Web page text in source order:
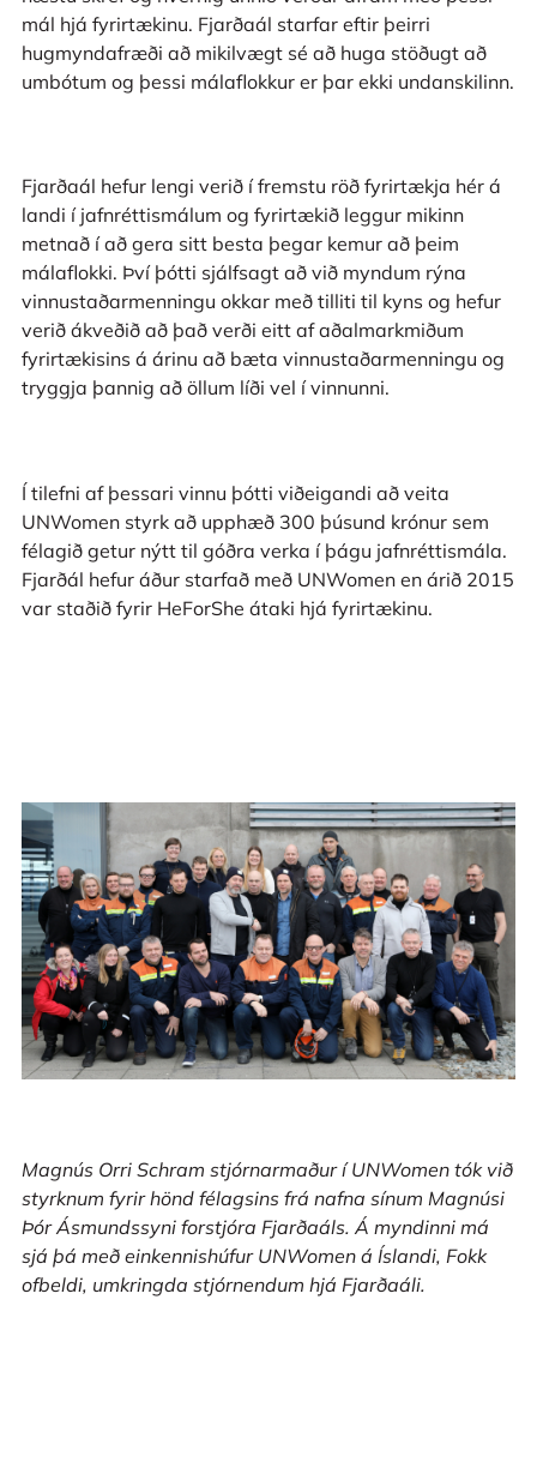
mál hjá fyrirtækinu. Fjarðaál starfar eftir þeirri
hugmyndafræði að mikilvægt sé að huga stöðugt að
umbótum og þessi málaflokkur er þar ekki undanskilinn.
Fjarðaál hefur lengi verið í fremstu röð fyrirtækja hér á
landi í jafnréttismálum og fyrirtækið leggur mikinn
metnað í að gera sitt besta þegar kemur að þeim
málaflokki. Því þótti sjálfsagt að við myndum rýna
vinnustaðarmenningu okkar með tilliti til kyns og hefur
verið ákveðið að það verði eitt af aðalmarkmiðum
fyrirtækisins á árinu að bæta vinnustaðarmenningu og
tryggja þannig að öllum líði vel í vinnunni.
Í tilefni af þessari vinnu þótti viðeigandi að veita
UNWomen styrk að upphæð 300 þúsund krónur sem
félagið getur nýtt til góðra verka í þágu jafnréttismála.
Fjarðál hefur áður starfað með UNWomen en árið 2015
var staðið fyrir HeForShe átaki hjá fyrirtækinu.
Magnús Orri Schram stjórnarmaður í UNWomen tók við
styrknum fyrir hönd félagsins frá nafna sínum Magnúsi
Þór Ásmundssyni forstjóra Fjarðaáls. Á myndinni má
sjá þá með einkennishúfur UNWomen á Íslandi, Fokk
ofbeldi, umkringda stjórnendum hjá Fjarðaáli.